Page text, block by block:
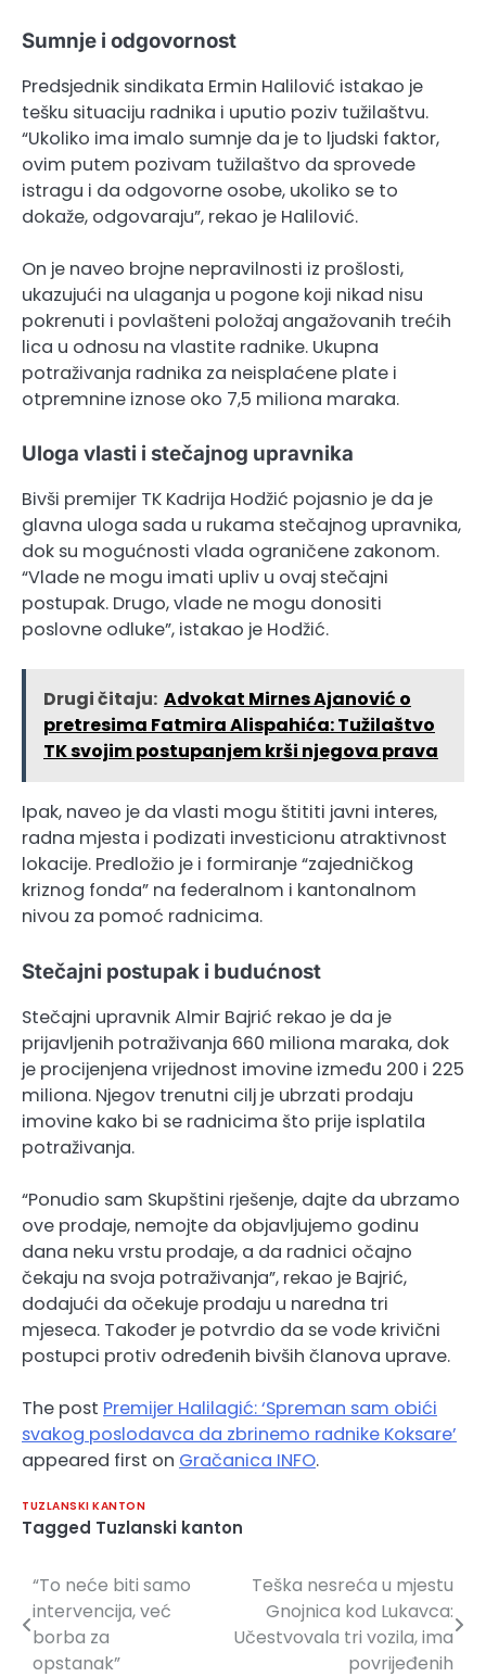
Sumnje i odgovornost
Predsjednik sindikata Ermin Halilović istakao je
tešku situaciju radnika i uputio poziv tužilaštvu.
“Ukoliko ima imalo sumnje da je to ljudski faktor,
ovim putem pozivam tužilaštvo da sprovede
istragu i da odgovorne osobe, ukoliko se to
dokaže, odgovaraju”, rekao je Halilović.
On je naveo brojne nepravilnosti iz prošlosti,
ukazujući na ulaganja u pogone koji nikad nisu
pokrenuti i povlašteni položaj angažovanih trećih
lica u odnosu na vlastite radnike. Ukupna
potraživanja radnika za neisplaćene plate i
otpremnine iznose oko 7,5 miliona maraka.
Uloga vlasti i stečajnog upravnika
Bivši premijer TK Kadrija Hodžić pojasnio je da je
glavna uloga sada u rukama stečajnog upravnika,
dok su mogućnosti vlada ograničene zakonom.
“Vlade ne mogu imati upliv u ovaj stečajni
postupak. Drugo, vlade ne mogu donositi
poslovne odluke”, istakao je Hodžić.
Drugi čitaju: Advokat Mirnes Ajanović o
pretresima Fatmira Alispahića: Tužilaštvo
TK svojim postupanjem krši njegova prava
Ipak, naveo je da vlasti mogu štititi javni interes,
radna mjesta i podizati investicionu atraktivnost
lokacije. Predložio je i formiranje “zajedničkog
kriznog fonda” na federalnom i kantonalnom
nivou za pomoć radnicima.
Stečajni postupak i budućnost
Stečajni upravnik Almir Bajrić rekao je da je
prijavljenih potraživanja 660 miliona maraka, dok
je procijenjena vrijednost imovine između 200 i 225
miliona. Njegov trenutni cilj je ubrzati prodaju
imovine kako bi se radnicima što prije isplatila
potraživanja.
“Ponudio sam Skupštini rješenje, dajte da ubrzamo
ove prodaje, nemojte da objavljujemo godinu
dana neku vrstu prodaje, a da radnici očajno
čekaju na svoja potraživanja”, rekao je Bajrić,
dodajući da očekuje prodaju u naredna tri
mjeseca. Također je potvrdio da se vode krivični
postupci protiv određenih bivših članova uprave.
The post Premijer Halilagić: ‘Spreman sam obići
svakog poslodavca da zbrinemo radnike Koksare’
appeared first on Gračanica INFO.
TUZLANSKI KANTON
Tagged Tuzlanski kanton
Navigacija
članaka
“To neće biti samo
intervencija, već
borba za
opstanak”
Teška nesreća u mjestu
Gnojnica kod Lukavca:
Učestvovala tri vozila, ima
povrijeđenih